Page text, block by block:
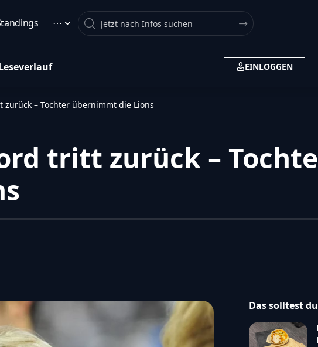
⋯ Search
EINLOGGEN
zurück – Tochter übernimmt die Lions
tritt zurück –
Das solltest